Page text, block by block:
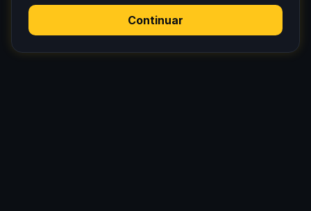
Continuar